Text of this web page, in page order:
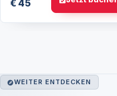
€ 45
WEITER ENTDECKEN